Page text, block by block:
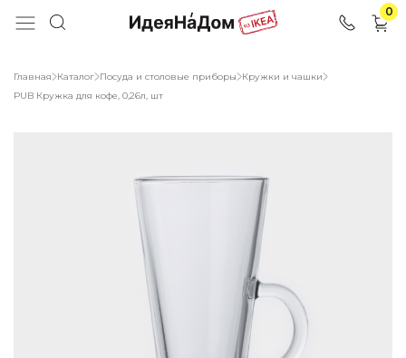
0
Главная Каталог Посуда и столовые приборы
Кружки и чашки
PUB Кружка для кофе, 0,26л, шт